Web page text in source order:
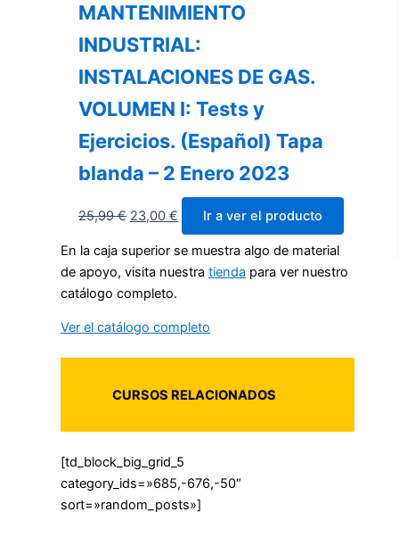
MANTENIMIENTO
INDUSTRIAL:
INSTALACIONES DE GAS.
VOLUMEN I: Tests y
Ejercicios. (Español) Tapa
blanda – 2 Enero 2023
25,99€ 23,00 € Ir a ver el producto
En la caja superior se muestra algo de material
de apoyo, visita nuestra tienda para ver nuestro
catálogo completo.
Ver el catálogo completo
CURSOS RELACIONADOS
[td_block_big_grid_5
category_ids=»685,-676,-50″
sort=»random_posts»]